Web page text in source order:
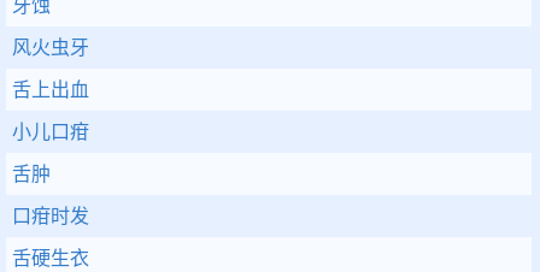
牙蚀
风火虫牙
舌上出血
小儿口疳
舌肿
口疳时发
舌硬生衣